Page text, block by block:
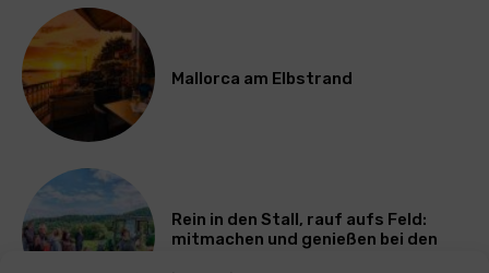
Mallorca am Elbstrand
Rein in den Stall, rauf aufs Feld:
mitmachen und genießen bei den